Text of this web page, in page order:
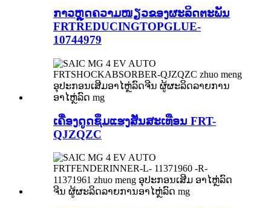
ກາວຫຼຸດຄວາມໜຽວຂອງຜະລິດຕະພັນ
FRTREDUCINGTOPGLUE-
10744979
ເຄື່ອງດູດຊຶມແຮງສັ່ນສະເທືອນ FRT-
QJZQZC